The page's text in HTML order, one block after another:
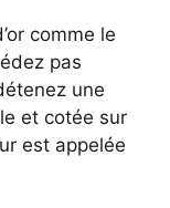
comme le
pas
une
et cotée sur
est appelée